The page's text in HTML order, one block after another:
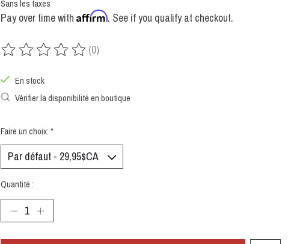
Sans les taxes
Pay over time with Affirm. See if you qualify at checkout.
Ce produit est évalué à0
(0)
En stock
Vérifier la disponibilité en boutique
Faire un choix: *
Quantité :